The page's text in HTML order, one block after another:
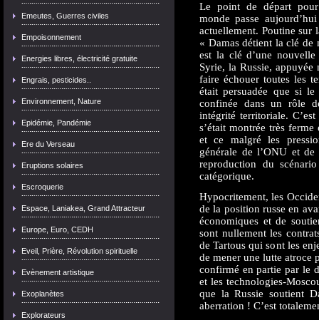
Emeutes, Guerres civiles
Empoisonnement
Energies libres, électricité gratuite
Engrais, pesticides..
Environnement, Nature
Epidémie, Pandémie
Ere du Verseau
Eruptions solaires
Escroquerie
Espace, Laniakea, Grand Attracteur
Europe, Euro, CEDH
Eveil, Prière, Révolution spirituelle
Evènement artistique
Exoplanètes
Explorateurs
Le point de départ
monde passe
actuellement. Poutine
« Damas détient la clé de
est la clé d’une
Syrie, la Russie,
faire échouer toutes les
était persuadée que si
confinée dans un rôle
intégrité territoriale.
s’était montrée très
et ce malgré les
générale de l’ONU et
reproduction du
catégorique.
Hypocritement, les
de la position russe en
économiques et de
sont nullement les
de Tartous qui sont les
de mener une lutte atroce
confirmé en partie par le
et les technologies-
que la Russie soutient
aberration ! C’est